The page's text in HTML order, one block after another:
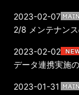
2/8 メンテナン
2023-02-07
データ連携実施
2023-02-02
2023-01-31